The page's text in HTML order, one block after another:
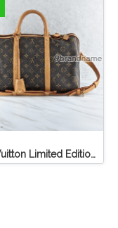
Louis Vuitton Limited Edition Monogram Canvas Sofia Coppola SC Bag